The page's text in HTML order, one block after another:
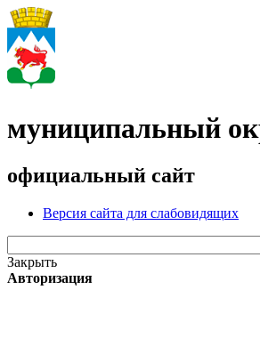
муниципальный
официальный сайт
Версия сайта для слабовидящих
Закрыть
Авторизация